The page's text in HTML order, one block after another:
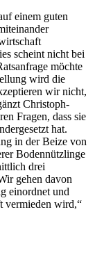
einem guten
scheint nicht bei
möchte
wird die
wir nicht,
Christoph-
Fragen, dass sie
hat.
in der Beize von
Bodennützlinge
drei
gehen davon
einordnet und
vermieden wird,“